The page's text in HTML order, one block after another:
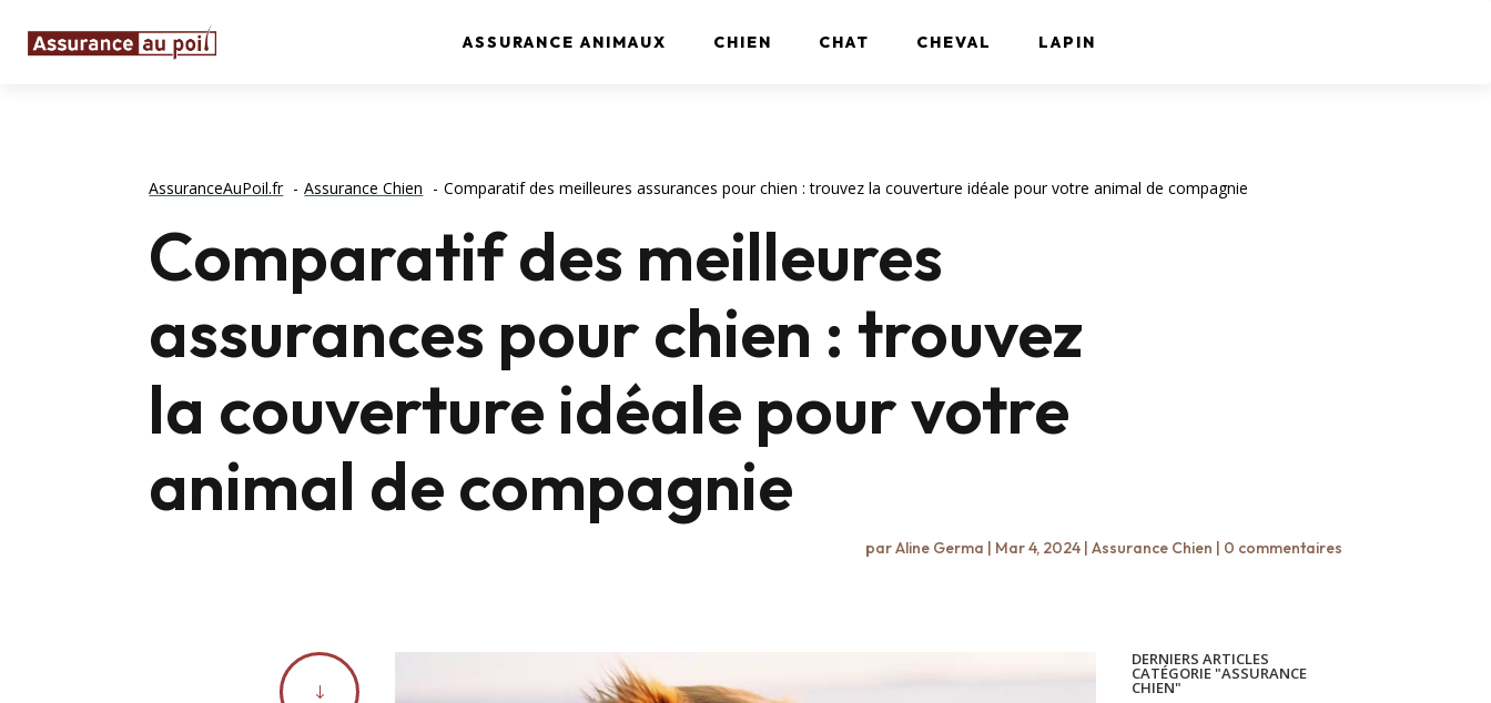
ASSURANCE ANIMAUX CHIEN CHAT CHEVAL LAPIN
AssuranceAuPoil.fr Assurance Chien Comparatif des meilleures assurances pour chien : trouvez la couverture idéale pour votre animal de compagnie
Comparatif des meilleures
assurances pour chien : trouvez
la couverture idéale pour votre
animal de compagnie
parAline Germa | Mar 4, 2024| Assurance Chien | 0 commentaires
"
DERNIERS ARTICLES
CATÉGORIE "ASSURANCE
CHIEN"